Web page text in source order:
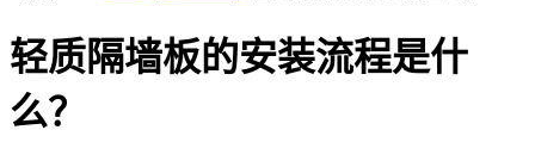
轻质隔墙板的安装流程是什
么？